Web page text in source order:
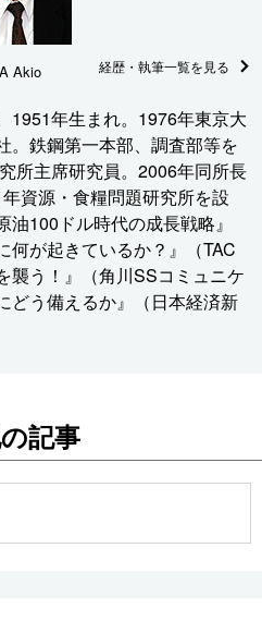
Akio 経歴・執筆一覧を見る
1951年生まれ。1976年東京大
。鉄鋼第一本部、調査部等を
所主席研究員。2006年同所長
資源・食糧問題研究所を設
100ドル時代の成長戦略』
何が起きているか？』（TAC
襲う！』（角川SSコミュニケ
どう備えるか』（日本経済新
記事